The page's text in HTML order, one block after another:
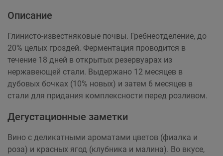
Описание
Глинисто-известняковые почвы. Гребнеотделение, до
20% целых гроздей. Ферментация проводится в
течение 18 дней в открытых резервуарах из
нержавеющей стали. Выдержано 12 месяцев в
дубовых бочках (10% новых) и затем 6 месяцев в
стали для придания комплексности перед розливом.
Дегустационные заметки
Вино c деликатными ароматами цветов (фиалка и
роза) и красных ягод (клубника и малина). Во вкусе,